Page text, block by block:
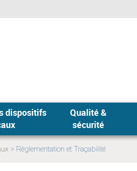
dispositifs
Qualité &
sécurité
Règlementation et Traçabilité